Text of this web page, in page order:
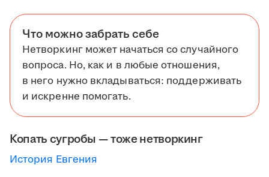
Что можно забрать себе
Нетворкинг может начаться со случайного
вопроса. Но, как и в любые отношения,
в него нужно вкладываться: поддерживать
и искренне помогать.
Копать сугробы — тоже нетворкинг
История Евгения